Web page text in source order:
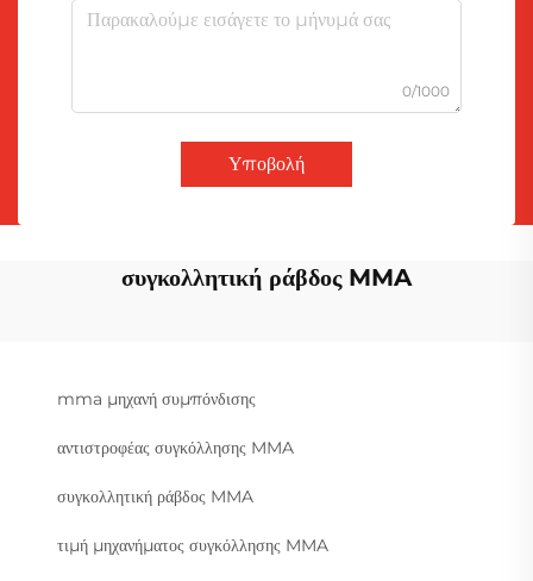
0/1000
Υποβολή
συγκολλητική ράβδος MMA
mma μηχανή συμπόνδισης
αντιστροφέας συγκόλλησης MMA
συγκολλητική ράβδος MMA
τιμή μηχανήματος συγκόλλησης MMA